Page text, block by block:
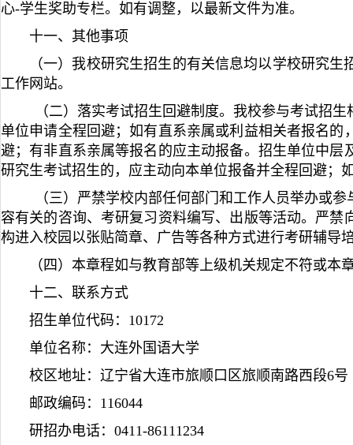
心-学生奖助专栏。如有调整，以最新文件为准。
十一、其他事项
（一）我校研究生招生的有关信息均以学校研究
工作网站。
（二）落实考试招生回避制度。我校参与考试招
单位申请全程回避；如有直系亲属或利益相关者报名
避；有非直系亲属等报名的应主动报备。招生单位中
研究生考试招生的，应主动向本单位报备并全程回避；
（三）严禁学校内部任何部门和工作人员举办或
容有关的咨询、考研复习资料编写、出版等活动。严
构进入校园以张贴简章、广告等各种方式进行考研辅导
（四）本章程如与教育部等上级机关规定不符或
十二、联系方式
招生单位代码：10172
单位名称：大连外国语大学
校区地址：辽宁省大连市旅顺口区旅顺南路西段6号
邮政编码：116044
研招办电话：0411-86111234